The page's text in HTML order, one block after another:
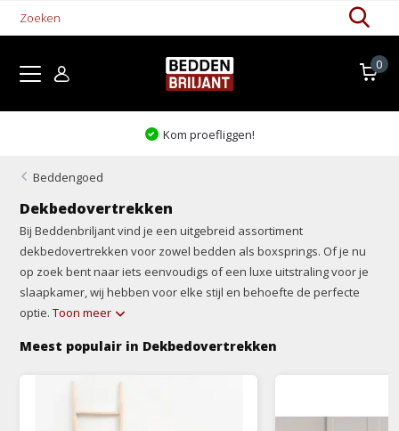
0
slaapspecialistvan Nederland & België!
Beddengoed
Dekbedovertrekken
Bij Beddenbriljant vind je een uitgebreid assortiment
dekbedovertrekken voor zowel bedden als boxsprings. Of je nu
op zoek bent naar iets eenvoudigs of een luxe uitstraling voor je
slaapkamer, wij hebben voor elke stijl en behoefte de perfecte
optie.Toon meer
Meest populair in Dekbedovertrekken